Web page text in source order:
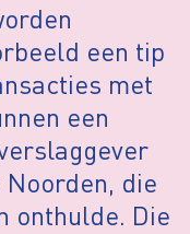
een tip
met
een
die
onthulde. Die